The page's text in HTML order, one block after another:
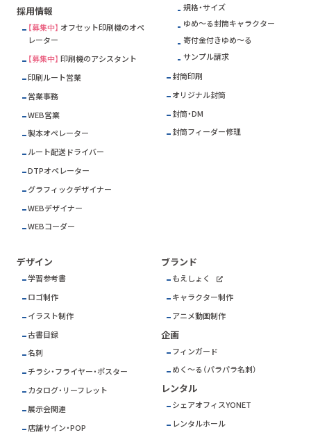
採用情報
【募集中】 オフセット印刷機のオペ
レーター
【募集中】 印刷機のアシスタント
印刷ルート営業
営業事務
WEB営業
製本オペレーター
ルート配送ドライバー
DTPオペレーター
グラフィックデザイナー
WEBデザイナー
WEBコーダー
規格・サイズ
ゆめ～る封筒キャラクター
寄付金付きゆめ～る
サンプル請求
封筒印刷
オリジナル封筒
封筒・DM
封筒フィーダー修理
デザイン
学習参考書
ロゴ制作
イラスト制作
古書目録
名刺
チラシ・フライヤー・ポスター
カタログ・リーフレット
展示会関連
店舗サイン・POP
ブランド
もえしょく
キャラクター制作
アニメ動画制作
企画
フィンガード
めく～る（パラパラ名刺）
レンタル
シェアオフィスYONET
レンタルホール